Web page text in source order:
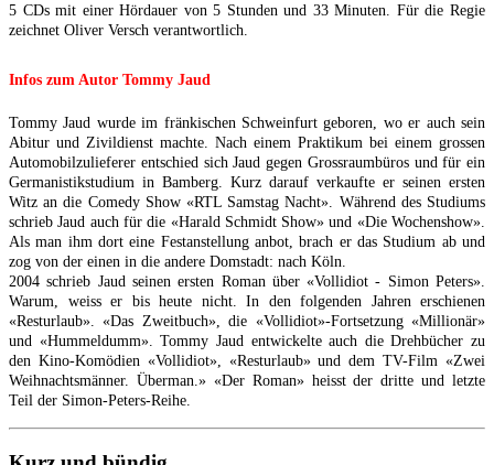
5 CDs mit einer Hördauer von 5 Stunden und 33 Minuten. Für die Regie
zeichnet Oliver Versch verantwortlich.
Infos zum Autor Tommy Jaud
Tommy Jaud wurde im fränkischen Schweinfurt geboren, wo er auch sein
Abitur und Zivildienst machte. Nach einem Praktikum bei einem grossen
Automobilzulieferer entschied sich Jaud gegen Grossraumbüros und für ein
Germanistikstudium in Bamberg. Kurz darauf verkaufte er seinen ersten
Witz an die Comedy Show «RTL Samstag Nacht». Während des Studiums
schrieb Jaud auch für die «Harald Schmidt Show» und «Die Wochenshow».
Als man ihm dort eine Festanstellung anbot, brach er das Studium ab und
zog von der einen in die andere Domstadt: nach Köln.
2004 schrieb Jaud seinen ersten Roman über «Vollidiot - Simon Peters».
Warum, weiss er bis heute nicht. In den folgenden Jahren erschienen
«Resturlaub». «Das Zweitbuch», die «Vollidiot»-Fortsetzung «Millionär»
und «Hummeldumm». Tommy Jaud entwickelte auch die Drehbücher zu
den Kino-Komödien «Vollidiot», «Resturlaub» und dem TV-Film «Zwei
Weihnachtsmänner. Überman.» «Der Roman» heisst der dritte und letzte
Teil der Simon-Peters-Reihe.